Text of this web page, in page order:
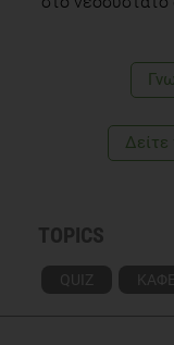
Δείτε
TOPICS
QUIZ